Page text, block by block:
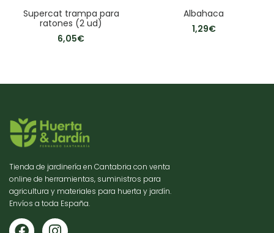
Supercat trampa para
ratones (2 ud)
6,05€
Albahaca
1,29€
Tienda de jardinería en Cantabria con venta
online de herramientas, suministros para
agricultura y materiales para huerta y jardín.
Envíos a toda España.